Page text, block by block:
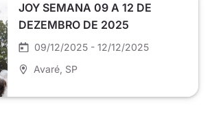
JOY SEMANA 09 A 12 DE
DEZEMBRO DE 2025
09/12/2025 - 12/12/2025
Avaré , SP